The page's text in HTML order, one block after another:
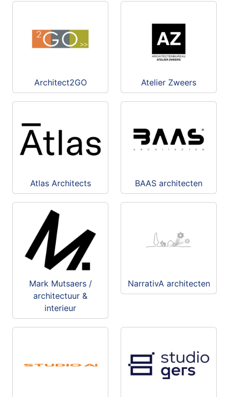
Architect2GO Atelier Zweers
Atlas Architects BAAS architecten
Mark Mutsaers /
architectuur &
interieur
NarrativA architecten